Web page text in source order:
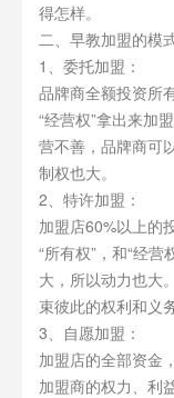
得怎样。
二、早教加盟的模
1、委托加盟：
品牌商全额投资所
“经营权”拿出来加
营不善，品牌商可
制权也大。
2、特许加盟：
加盟店60%以上的
“所有权”，和“经
大，所以动力也大
束彼此的权利和义务
3、自愿加盟：
加盟店的全部资金
加盟商的权力、利